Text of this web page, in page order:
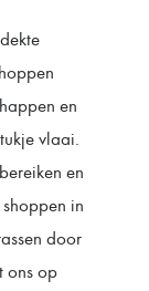
en
vlaai.
en
in
door
ons op